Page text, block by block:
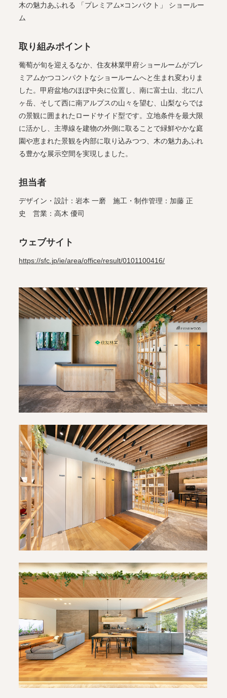
木の魅力あふれる 「プレミアム×コンパクト」 ショールー
ム
取り組みポイント
葡萄が旬を迎えるなか、住友林業甲府ショールームがプレ
ミアムかつコンパクトなショールームへと生まれ変わりま
した。甲府盆地のほぼ中央に位置し、南に富士山、北に八
ヶ岳、そして西に南アルプスの山々を望む、山梨ならでは
の景観に囲まれたロードサイド型です。立地条件を最大限
に活かし、主導線を建物の外側に取ることで緑鮮やかな庭
園や恵まれた景観を内部に取り込みつつ、木の魅力あふれ
る豊かな展示空間を実現しました。
担当者
デザイン・設計：岩本 一磨 施工・制作管理：加藤 正
史 営業：高木 優司
ウェブサイト
https://sfc.jp/ie/area/office/result/0101100416/